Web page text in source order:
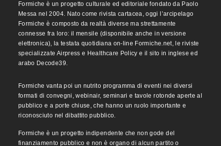
Formiche è un progetto culturale ed editoriale fondato da Paolo
Messa nel 2004. Nato come rivista cartacea, oggi l’arcipelago
Formiche è composto da realtà diverse ma strettamente
connesse fra loro: il mensile (disponibile anche in versione
elettronica), la testata quotidiana on-line Formiche.net, le riviste
specializzate Airpress e Healthcare Policy e il sito in inglese ed
arabo Decode39.
Formiche vanta poi un nutrito programma di eventi nei diversi
formati di convegni, webinair, seminari e tavole rotonde aperte al
pubblico e a porte chiuse, che hanno un ruolo importante e
riconosciuto nel dibattito pubblico.
Formiche è un progetto indipendente che non gode del
finanziamento pubblico e non è organo di alcun partito o